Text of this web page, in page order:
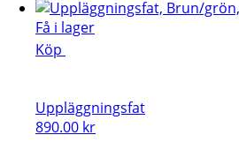
Få i lager
Köp
Uppläggningsfat
890.00 kr